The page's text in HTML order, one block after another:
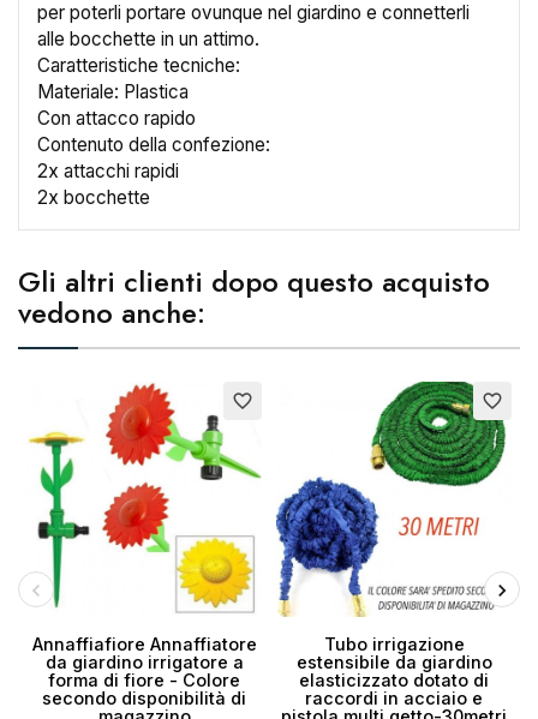
per poterli portare ovunque nel giardino e connetterli
alle bocchette in un attimo.
Caratteristiche tecniche:
Materiale: Plastica
Con attacco rapido
Contenuto della confezione:
2x attacchi rapidi
2x bocchette
Gli altri clienti dopo questo acquisto
vedono anche:
favorite_border
Annaffiafiore Annaffiatore
da giardino irrigatore a
forma di fiore - Colore
secondo disponibilità di
favorite_border
Tubo irrigazione
estensibile da giardino
elasticizzato dotato di
raccordi in acciaio e
Crea lista dei desideri